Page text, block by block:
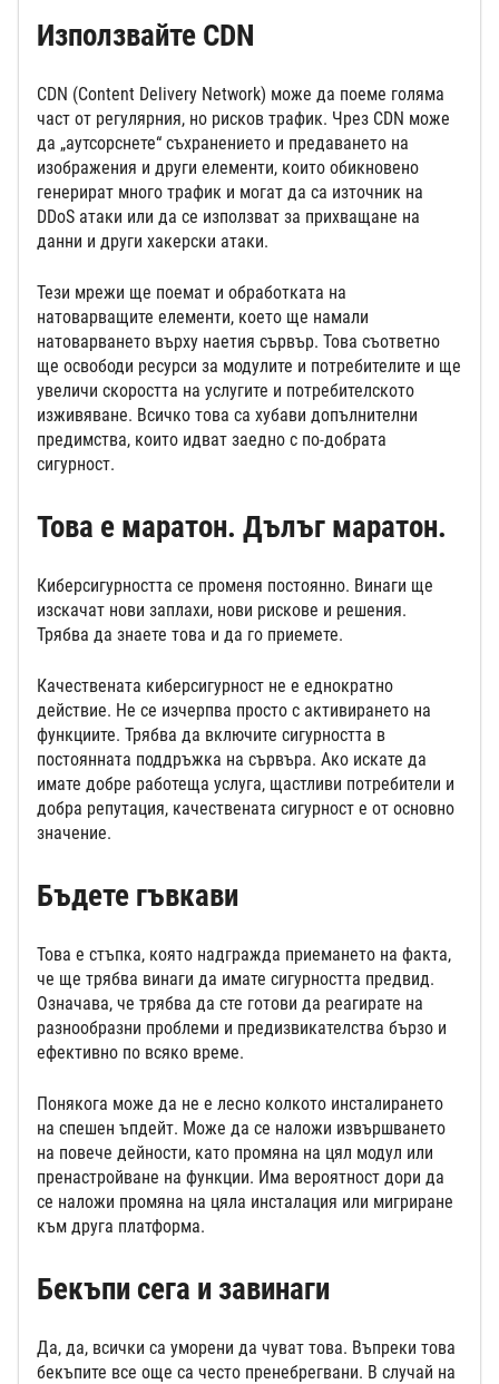
Използвайте CDN
CDN (Content Delivery Network) може да поеме голяма
част от регулярния, но рисков трафик. Чрез CDN може
да „аутсорснете“ съхранението и предаването на
изображения и други елементи, които обикновено
генерират много трафик и могат да са източник на
DDoS атаки или да се използват за прихващане на
данни и други хакерски атаки.
Тези мрежи ще поемат и обработката на
натоварващите елементи, което ще намали
натоварването върху наетия сървър. Това съответно
ще освободи ресурси за модулите и потребителите и ще
увеличи скоростта на услугите и потребителското
изживяване. Всичко това са хубави допълнителни
предимства, които идват заедно с по-добрата
сигурност.
Това е маратон. Дълъг маратон.
Киберсигурността се променя постоянно. Винаги ще
изскачат нови заплахи, нови рискове и решения.
Трябва да знаете това и да го приемете.
Качествената киберсигурност не е еднократно
действие. Не се изчерпва просто с активирането на
функциите. Трябва да включите сигурността в
постоянната поддръжка на сървъра. Ако искате да
имате добре работеща услуга, щастливи потребители и
добра репутация, качествената сигурност е от основно
значение.
Бъдете гъвкави
Това е стъпка, която надгражда приемането на факта,
че ще трябва винаги да имате сигурността предвид.
Означава, че трябва да сте готови да реагирате на
разнообразни проблеми и предизвикателства бързо и
ефективно по всяко време.
Понякога може да не е лесно колкото инсталирането
на спешен ъпдейт. Може да се наложи извършването
на повече дейности, като промяна на цял модул или
пренастройване на функции. Има вероятност дори да
се наложи промяна на цяла инсталация или мигриране
към друга платформа.
Бекъпи сега и завинаги
Да, да, всички са уморени да чуват това. Въпреки това
бекъпите все още са често пренебрегвани. В случай на